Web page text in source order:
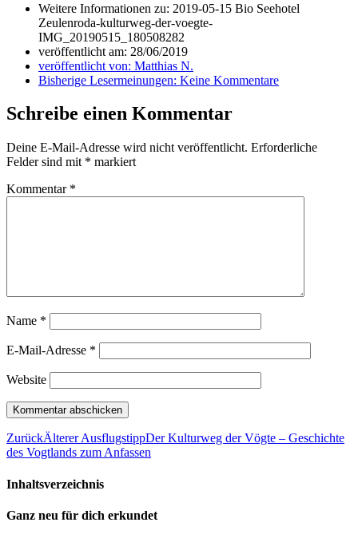
Weitere Informationen zu: 2019-05-15 Bio Seehotel
Zeulenroda-kulturweg-der-voegte-
IMG_20190515_180508282
veröffentlicht am: 28/06/2019
veröffentlicht von: Matthias N.
Bisherige Lesermeinungen: Keine Kommentare
Schreibe einen Kommentar
Deine E-Mail-Adresse wird nicht veröffentlicht. Erforderliche
Felder sind mit * markiert
Kommentar *
Name *
E-Mail-Adresse *
Website
ZurückÄlterer AusflugstippDer Kulturweg der Vögte – Geschichte
des Vogtlands zum Anfassen
Inhaltsverzeichnis
Ganz neu für dich erkundet